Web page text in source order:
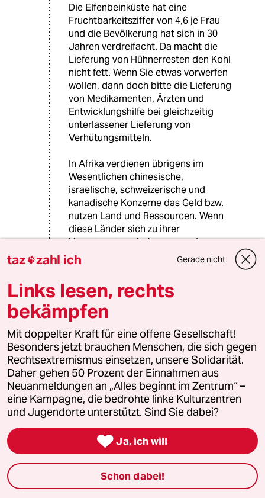
Die Elfenbeinküste hat eine
Fruchtbarkeitsziffer von 4,6 je Frau
und die Bevölkerung hat sich in 30
Jahren verdreifacht. Da macht die
Lieferung von Hühnerresten den Kohl
nicht fett. Wenn Sie etwas vorwerfen
wollen, dann doch bitte die Lieferung
von Medikamenten, Ärzten und
Entwicklungshilfe bei gleichzeitig
unterlassener Lieferung von
Verhütungsmitteln.
In Afrika verdienen übrigens im
Wesentlichen chinesische,
israelische, schweizerische und
kanadische Konzerne das Geld bzw.
nutzen Land und Ressourcen. Wenn
diese Länder sich zu ihrer
Verantwortung bekennen und
Flüchtlinge aus Afrika aufgenommen
haben, können wir über eine
Mithaftung weiter reden.
Wegen der Lieferung von
Hühnerresten sind wir für die
Zustände in Libyen verantwortlich.
D DiMa
20.09.2017,13:43 Uhr
@Ha.-Jo.:
Sonntag habe wir die Wahl.
Ninetto
taz zahl ich Gerade nicht
Links lesen, rechts
bekämpfen
Mit doppelter Kraft für eine offene Gesellschaft!
Besonders jetzt brauchen Menschen, die sich gegen
Rechtsextremismus einsetzen, unsere Solidarität.
Daher gehen 50 Prozent der Einnahmen aus
Neuanmeldungen an „Alles beginnt im Zentrum“ –
eine Kampagne, die bedrohte linke Kulturzentren
und Jugendorte unterstützt. Sind Sie dabei?
 Ja, ich will
Schon dabei!